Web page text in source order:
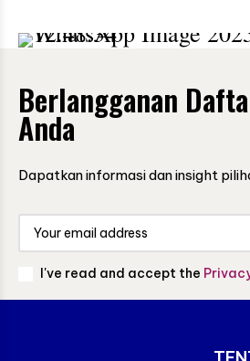
Berlangganan
Anda
Dapatkan informasi dan insight
I've read and accept the